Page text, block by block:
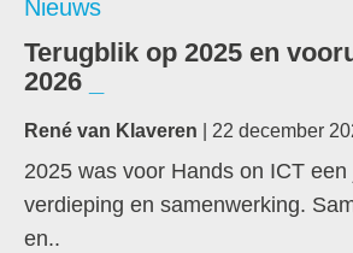
Nieuws
Terugblik op 2025 en
2026
René van Klaveren | 22 december
2025 was voor Hands on ICT
verdieping en samenwerking.
en..